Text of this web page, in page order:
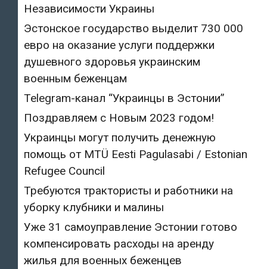
Независимости Украины
Эстонское государство выделит 730 000
евро на оказание услуги поддержки
душевного здоровья украинским
военным беженцам
Telegram-канал “Украинцы в Эстонии”
Поздравляем с Новым 2023 годом!
Украинцы могут получить денежную
помощь от MTÜ Eesti Pagulasabi / Estonian
Refugee Council
Требуются трактористы и работники на
уборку клубники и малины
Уже 31 самоуправление Эстонии готово
компенсировать расходы на аренду
жилья для военных беженцев